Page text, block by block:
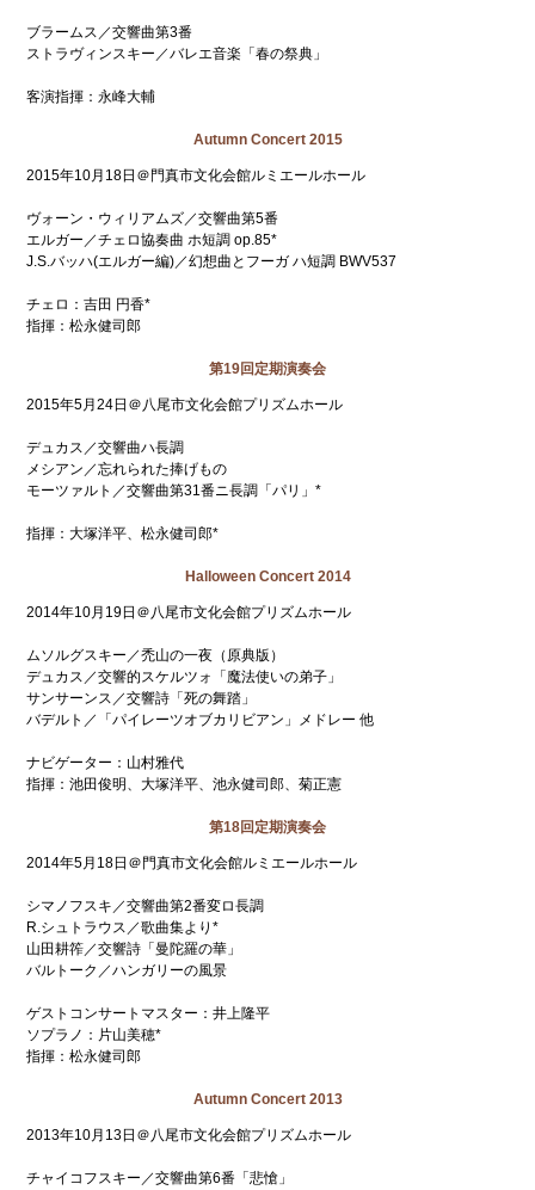
ブラームス／交響曲第3番
ストラヴィンスキー／バレエ音楽「春の祭典」
客演指揮：永峰大輔
Autumn Concert 2015
2015年10月18日＠門真市文化会館ルミエールホール
ヴォーン・ウィリアムズ／交響曲第5番
エルガー／チェロ協奏曲 ホ短調 op.85*
J.S.バッハ(エルガー編)／幻想曲とフーガ ハ短調 BWV537
チェロ：吉田 円香*
指揮：松永健司郎
第19回定期演奏会
2015年5月24日＠八尾市文化会館プリズムホール
デュカス／交響曲ハ長調
メシアン／忘れられた捧げもの
モーツァルト／交響曲第31番ニ長調「パリ」*
指揮：大塚洋平、松永健司郎*
Halloween Concert 2014
2014年10月19日＠八尾市文化会館プリズムホール
ムソルグスキー／禿山の一夜（原典版）
デュカス／交響的スケルツォ「魔法使いの弟子」
サンサーンス／交響詩「死の舞踏」
バデルト／「パイレーツオブカリビアン」メドレー 他
ナビゲーター：山村雅代
指揮：池田俊明、大塚洋平、池永健司郎、菊正憲
第18回定期演奏会
2014年5月18日＠門真市文化会館ルミエールホール
シマノフスキ／交響曲第2番変ロ長調
R.シュトラウス／歌曲集より*
山田耕筰／交響詩「曼陀羅の華」
バルトーク／ハンガリーの風景
ゲストコンサートマスター：井上隆平
ソプラノ：片山美穂*
指揮：松永健司郎
Autumn Concert 2013
2013年10月13日＠八尾市文化会館プリズムホール
チャイコフスキー／交響曲第6番「悲愴」